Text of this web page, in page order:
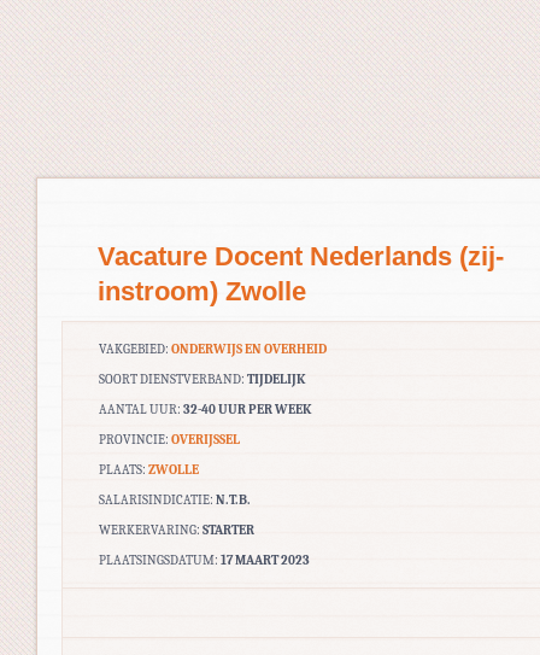
Vacature Docent Nederlands (zij-
instroom) Zwolle
VAKGEBIED: ONDERWIJS EN OVERHEID
SOORT DIENSTVERBAND: TIJDELIJK
AANTAL UUR: 32-40 UUR PER WEEK
PROVINCIE: OVERIJSSEL
PLAATS: ZWOLLE
SALARISINDICATIE: N.T.B.
WERKERVARING: STARTER
PLAATSINGSDATUM: 17 MAART 2023